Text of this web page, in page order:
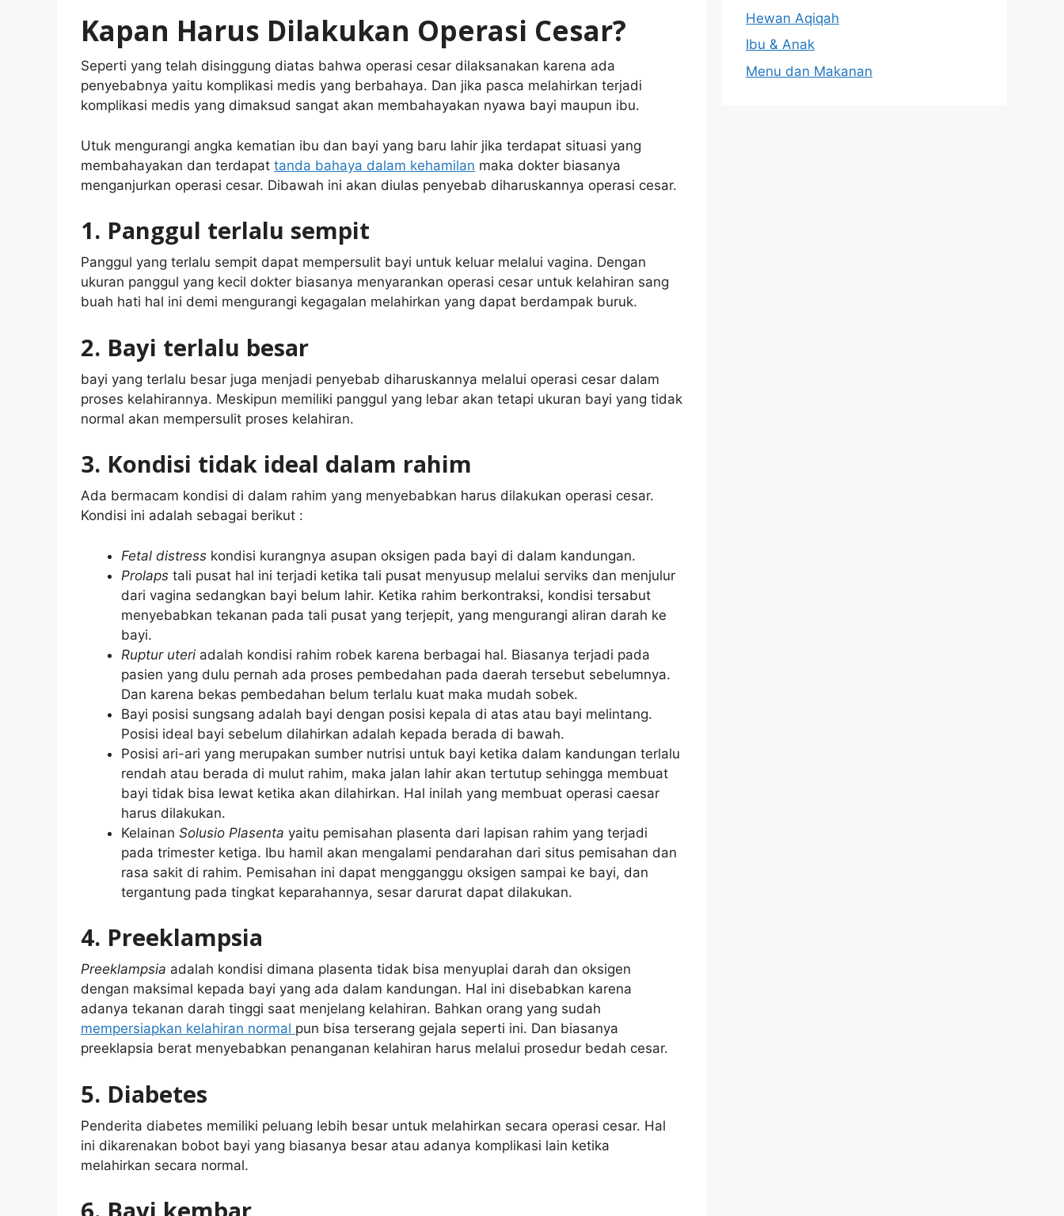
Kapan Harus Dilakukan Operasi Cesar?
Seperti yang telah disinggung diatas bahwa operasi cesar dilaksanakan karena ada
penyebabnya yaitu komplikasi medis yang berbahaya. Dan jika pasca melahirkan terjadi
komplikasi medis yang dimaksud sangat akan membahayakan nyawa bayi maupun ibu.
Utuk mengurangi angka kematian ibu dan bayi yang baru lahir jika terdapat situasi yang
membahayakan dan terdapat tanda bahaya dalam kehamilan maka dokter biasanya
menganjurkan operasi cesar. Dibawah ini akan diulas penyebab diharuskannya operasi cesar.
1. Panggul terlalu sempit
Panggul yang terlalu sempit dapat mempersulit bayi untuk keluar melalui vagina. Dengan
ukuran panggul yang kecil dokter biasanya menyarankan operasi cesar untuk kelahiran sang
buah hati hal ini demi mengurangi kegagalan melahirkan yang dapat berdampak buruk.
2. Bayi terlalu besar
bayi yang terlalu besar juga menjadi penyebab diharuskannya melalui operasi cesar dalam
proses kelahirannya. Meskipun memiliki panggul yang lebar akan tetapi ukuran bayi yang tidak
normal akan mempersulit proses kelahiran.
3. Kondisi tidak ideal dalam rahim
Ada bermacam kondisi di dalam rahim yang menyebabkan harus dilakukan operasi cesar.
Kondisi ini adalah sebagai berikut :
Fetal distress kondisi kurangnya asupan oksigen pada bayi di dalam kandungan.
Prolaps tali pusat hal ini terjadi ketika tali pusat menyusup melalui serviks dan menjulur
dari vagina sedangkan bayi belum lahir. Ketika rahim berkontraksi, kondisi tersabut
menyebabkan tekanan pada tali pusat yang terjepit, yang mengurangi aliran darah ke
bayi.
Ruptur uteri adalah kondisi rahim robek karena berbagai hal. Biasanya terjadi pada
pasien yang dulu pernah ada proses pembedahan pada daerah tersebut sebelumnya.
Dan karena bekas pembedahan belum terlalu kuat maka mudah sobek.
Bayi posisi sungsang adalah bayi dengan posisi kepala di atas atau bayi melintang.
Posisi ideal bayi sebelum dilahirkan adalah kepada berada di bawah.
Posisi ari-ari yang merupakan sumber nutrisi untuk bayi ketika dalam kandungan terlalu
rendah atau berada di mulut rahim, maka jalan lahir akan tertutup sehingga membuat
bayi tidak bisa lewat ketika akan dilahirkan. Hal inilah yang membuat operasi caesar
harus dilakukan.
Kelainan Solusio Plasenta yaitu pemisahan plasenta dari lapisan rahim yang terjadi
pada trimester ketiga. Ibu hamil akan mengalami pendarahan dari situs pemisahan dan
rasa sakit di rahim. Pemisahan ini dapat mengganggu oksigen sampai ke bayi, dan
tergantung pada tingkat keparahannya, sesar darurat dapat dilakukan.
4. Preeklampsia
Preeklampsia adalah kondisi dimana plasenta tidak bisa menyuplai darah dan oksigen
dengan maksimal kepada bayi yang ada dalam kandungan. Hal ini disebabkan karena
adanya tekanan darah tinggi saat menjelang kelahiran. Bahkan orang yang sudah
mempersiapkan kelahiran normal pun bisa terserang gejala seperti ini. Dan biasanya
preeklapsia berat menyebabkan penanganan kelahiran harus melalui prosedur bedah cesar.
5. Diabetes
Penderita diabetes memiliki peluang lebih besar untuk melahirkan secara operasi cesar. Hal
ini dikarenakan bobot bayi yang biasanya besar atau adanya komplikasi lain ketika
melahirkan secara normal.
Hewan Aqiqah
Ibu & Anak
Menu dan Makanan